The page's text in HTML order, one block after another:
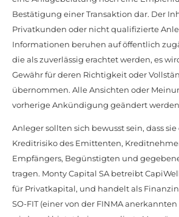
Bestätigung einer Transaktion dar. Der
Privatkunden oder nicht qualifizierte
Informationen beruhen auf öffentlich
die als zuverlässig erachtet werden, es
Gewähr für deren Richtigkeit oder
übernommen. Alle Ansichten oder
vorherige Ankündigung geändert
Anleger sollten sich bewusst sein, dass sie
Kreditrisiko des Emittenten,
Empfängers, Begünstigten und
tragen. Monty Capital SA betreibt
für Privatkapital, und handelt als
SO-FIT (einer von der FINMA